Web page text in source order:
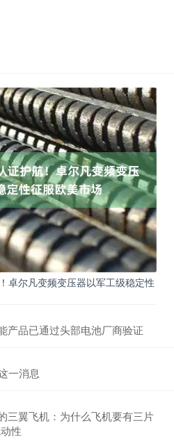
卓尔凡变频变压器以军工级稳定性
产品已通过头部电池厂商验证
一消息
三翼飞机：为什么飞机要有三片
性